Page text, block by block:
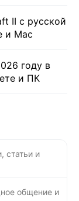
II с русской
и Mac
году в
и ПК
статьи и
общение и